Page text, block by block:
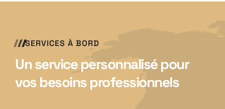
SERVICES À BORD
Un service personnalisé pour
vos besoins professionnels